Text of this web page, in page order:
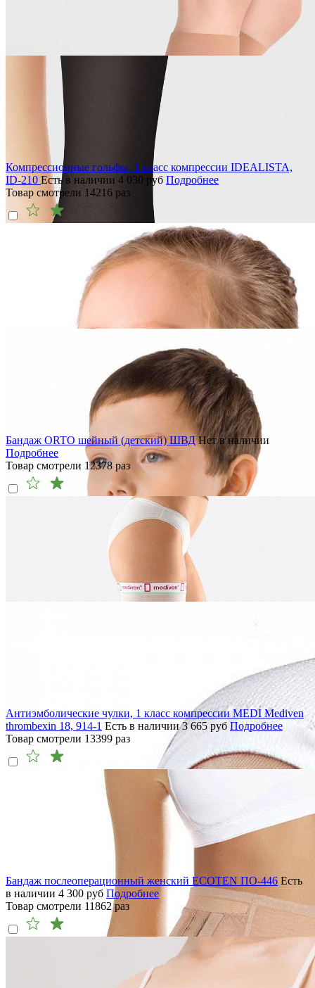
Компрессионные гольфы, 1 класс компрессии IDEALISTA,
ID-210 Есть в наличии 4 030 руб Подробнее
Товар смотрели 14216 раз
Бандаж ORTO шейный (детский) ШВД Нет в наличии
Подробнее
Товар смотрели 12378 раз
Антиэмболические чулки, 1 класс компрессии MEDI Mediven
thrombexin 18, 914-1 Есть в наличии 3 665 руб Подробнее
Товар смотрели 13399 раз
Бандаж послеоперационный женский ECOTEN ПО-446 Есть
в наличии 4 300 руб Подробнее
Товар смотрели 11862раз